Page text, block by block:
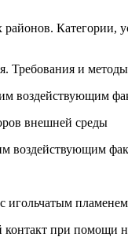
Категории,
Требования и
воздействующим
внешней среды
воздействующим
игольчатым пламенем
при помощи